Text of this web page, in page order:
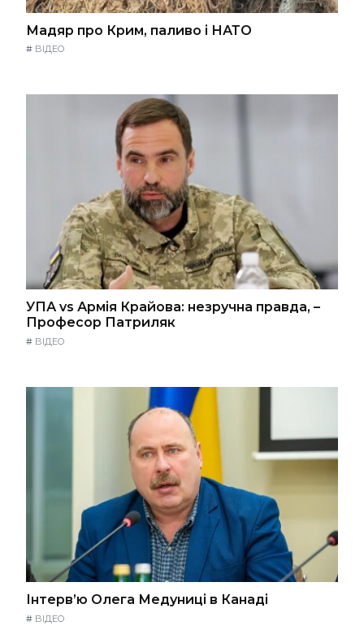
Мадяр про Крим, паливо і НАТО
# ВІДЕО
УПА vs Армія Крайова: незручна правда, –
Професор Патриляк
# ВІДЕО
Інтерв’ю Олега Медуниці в Канаді
# ВІДЕО